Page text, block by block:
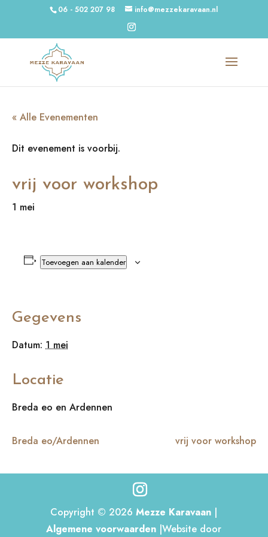
06 - 502 207 98 info@mezzekaravaan.nl
« Alle Evenementen
Dit evenement is voorbij.
vrij voor workshop
1 mei
Toevoegen aan kalender
Gegevens
Datum: 1 mei
Locatie
Breda eo en Ardennen
Breda eo/Ardennen vrij voor workshop
Copyright © 2026Mezze Karavaan |
Algemene voorwaarden |Website door